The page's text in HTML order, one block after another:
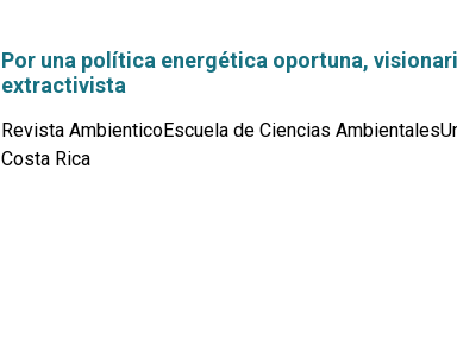
Por una política energética oportuna,
extractivista
Revista AmbienticoEscuela de Ciencias
Costa Rica